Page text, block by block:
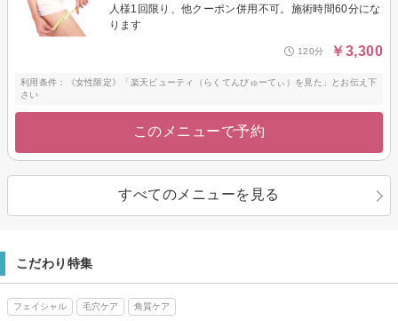
人様1回限り、他クーポン併用不可。施術時間60分にな
ります
120分 ￥3,300
利用条件：《女性限定》「楽天ビューティ（らくてんびゅーてぃ）を見た」とお伝え下
さい
このメニューで予約
すべてのメニューを見る
こだわり特集
フェイシャル 毛穴ケア 角質ケア